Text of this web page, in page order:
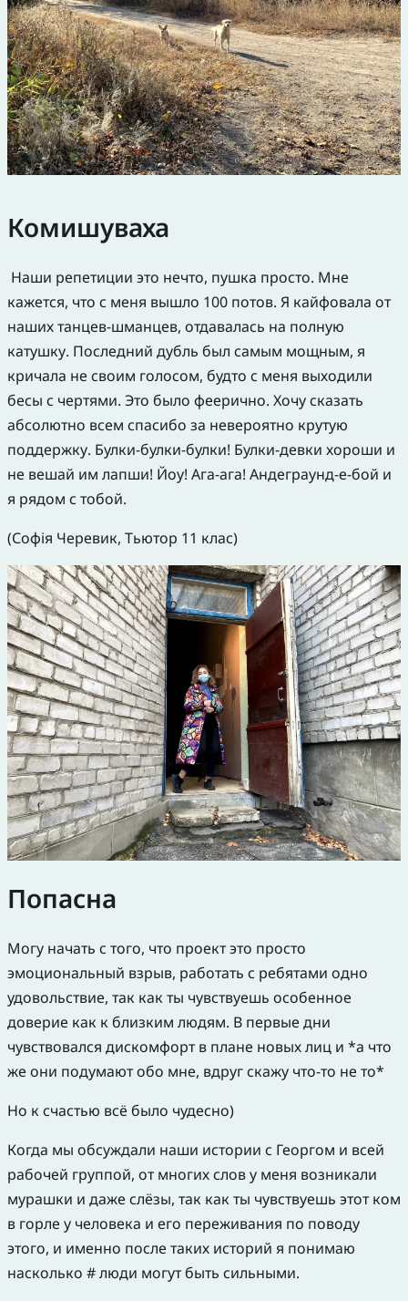
Комишуваха
Наши репетиции это нечто, пушка просто. Мне
кажется, что с меня вышло 100 потов. Я кайфовала от
наших танцев-шманцев, отдавалась на полную
катушку. Последний дубль был самым мощным, я
кричала не своим голосом, будто с меня выходили
бесы с чертями. Это было феерично. Хочу сказать
абсолютно всем спасибо за невероятно крутую
поддержку. Булки-булки-булки! Булки-девки хороши и
не вешай им лапши! Йоу! Ага-ага! Андеграунд-е-бой и
я рядом с тобой.
(Софiя Черевик, Тьютор 11 клас)
Попасна
Могу начать с того, что проект это просто
эмоциональный взрыв, работать с ребятами одно
удовольствие, так как ты чувствуешь особенное
доверие как к близким людям. В первые дни
чувствовался дискомфорт в плане новых лиц и *а что
же они подумают обо мне, вдруг скажу что-то не то*
Но к счастью всё было чудесно)
Когда мы обсуждали наши истории с Георгом и всей
рабочей группой, от многих слов у меня возникали
мурашки и даже слёзы, так как ты чувствуешь этот ком
в горле у человека и его переживания по поводу
этого, и именно после таких историй я понимаю
насколько # люди могут быть сильными.